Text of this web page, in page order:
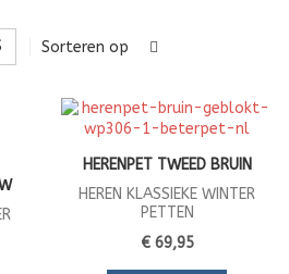
Sorteren op
HERENPET TWEED BRUIN
HEREN KLASSIEKE WINTER
PETTEN
€ 69,95